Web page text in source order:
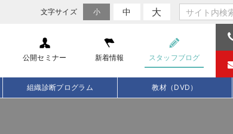
文字サイズ 小 中 大
公開セミナー 新着情報 スタッフブログ
組織診断プログラム 教材（DVD）